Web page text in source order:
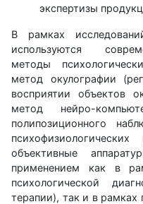
экспертизы
В рамках
используются
методы
метод окулографии
восприятии объектов
метод нейро-
полипозиционного
объективные
применением как в
психологической
терапии), так и в